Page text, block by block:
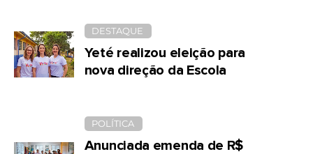
DESTAQUE
Yeté realizou eleição para
nova direção da Escola
POLÍTICA
Anunciada emenda de R$